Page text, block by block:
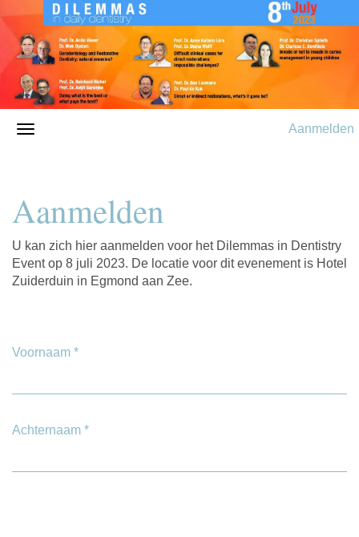
Aanmelden
Aanmelden
U kan zich hier aanmelden voor het Dilemmas in Dentistry
Event op 8 juli 2023. De locatie voor dit evenement is Hotel
Zuiderduin in Egmond aan Zee.
Voornaam *
Achternaam *